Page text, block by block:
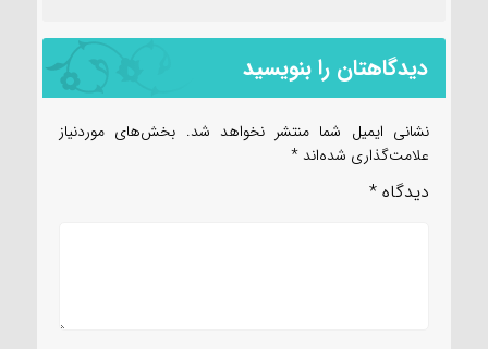
دیدگاهتان را بنویسید
نشانی ایمیل شما منتشر نخواهد شد. بخش‌های موردنیاز
علامت‌گذاری شده‌اند *
دیدگاه *